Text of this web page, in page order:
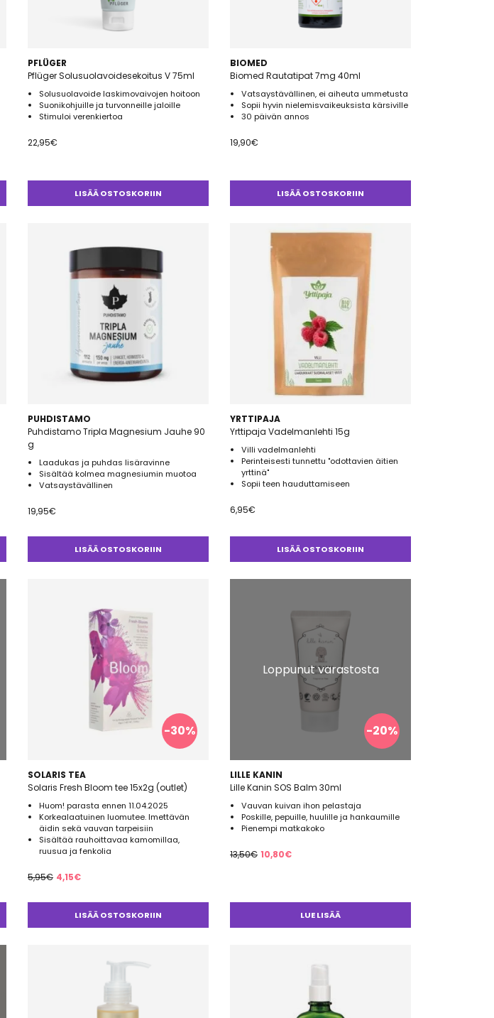
PFLÜGER
Pflüger Solusuolavoidesekoitus V 75ml
Solusuolavoide laskimovaivojen hoitoon
Suonikohjuille ja turvonneille jaloille
Stimuloi verenkiertoa
22,95€
LISÄÄ OSTOSKORIIN
BIOMED
Biomed Rautatipat 7mg 40ml
Vatsaystävällinen, ei aiheuta ummetusta
Sopii hyvin nielemisvaikeuksista kärsiville
30 päivän annos
19,90€
LISÄÄ OSTOSKORIIN
PUHDISTAMO
Puhdistamo Tripla Magnesium Jauhe 90
g
Laadukas ja puhdas lisäravinne
Sisältää kolmea magnesiumin muotoa
Vatsaystävällinen
19,95€
LISÄÄ OSTOSKORIIN
YRTTIPAJA
Yrttipaja Vadelmanlehti 15g
Villi vadelmanlehti
Perinteisesti tunnettu "odottavien äitien
yrttinä"
Sopii teen hauduttamiseen
6,95€
LISÄÄ OSTOSKORIIN
-30%
SOLARIS TEA
Solaris Fresh Bloom tee 15x2g (outlet)
Huom! parasta ennen 11.04.2025
Korkealaatuinen luomutee. Imettävän
äidin sekä vauvan tarpeisiin
Sisältää rauhoittavaa kamomillaa,
ruusua ja fenkolia
5,95€ Alkuperäinen
5,95€.
4,15€Nykyinen
on:
4,15€.
LISÄÄ OSTOSKORIIN
Loppunut varastosta
-20%
LILLE KANIN
Lille Kanin SOS Balm 30ml
Vauvan kuivan ihon pelastaja
Poskille, pepuille, huulille ja hankaumille
Pienempi matkakoko
13,50€ Alkuperäinen
13,50€.
10,80€Nykyinen
10,80€.
LUE LISÄÄ